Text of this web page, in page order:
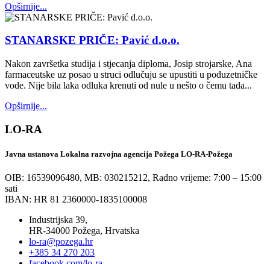
Opširnije...
STANARSKE PRIČE: Pavić d.o.o.
Nakon završetka studija i stjecanja diploma, Josip strojarske, Ana
farmaceutske uz posao u struci odlučuju se upustiti u poduzetničke
vode. Nije bila laka odluka krenuti od nule u nešto o čemu tada...
Opširnije...
LO-RA
Javna ustanova Lokalna razvojna agencija Požega LO-RA-Požega
OIB: 16539096480, MB: 030215212, Radno vrijeme: 7:00 – 15:00
sati
IBAN: HR 81 2360000-1835100008
Industrijska 39,
HR-34000 Požega, Hrvatska
lo-ra@pozega.hr
+385 34 270 203